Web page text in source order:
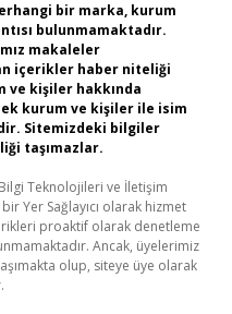
bir marka, kurum
bulunmamaktadır.
makaleler
içerikler haber niteliği
ve kişiler hakkında
kurum ve kişiler ile isim
Sitemizdeki bilgiler
taşımazlar.
Teknolojileri ve İletişim
Yer Sağlayıcı olarak hizmet
proaktif olarak denetleme
Ancak, üyelerimiz
olup, siteye üye olarak